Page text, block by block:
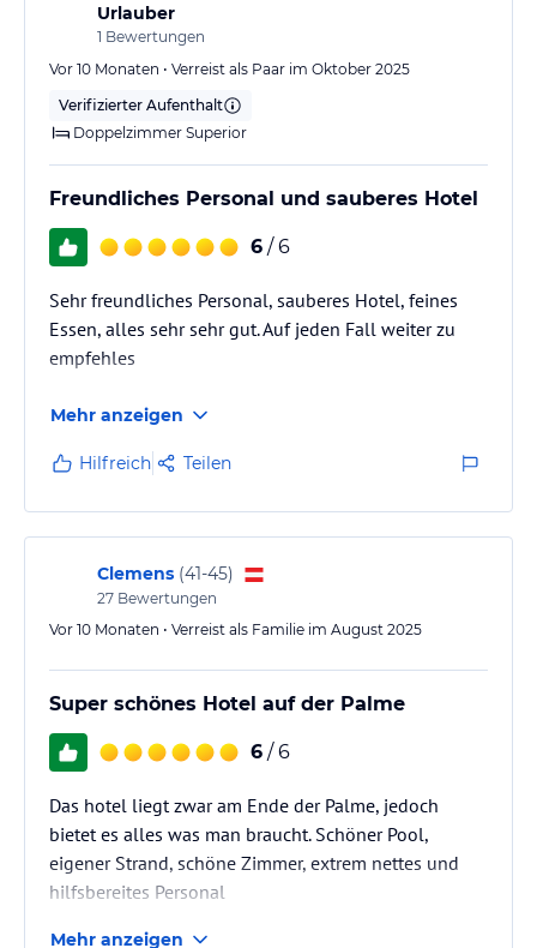
Urlauber
1 Bewertungen
Vor 10 Monaten • Verreist als Paar im Oktober 2025
Verifizierter Aufenthalt
Doppelzimmer Superior
Freundliches Personal und sauberes Hotel
6 / 6
Sehr freundliches Personal, sauberes Hotel, feines
Essen, alles sehr sehr gut. Auf jeden Fall weiter zu
empfehles
Mehr anzeigen
Hilfreich Teilen
Clemens (41-45)
27 Bewertungen
Vor 10 Monaten • Verreist als Familie im August 2025
Super schönes Hotel auf der Palme
6 / 6
Das hotel liegt zwar am Ende der Palme, jedoch
bietet es alles was man braucht. Schöner Pool,
eigener Strand, schöne Zimmer, extrem nettes und
hilfsbereites Personal
Mehr anzeigen